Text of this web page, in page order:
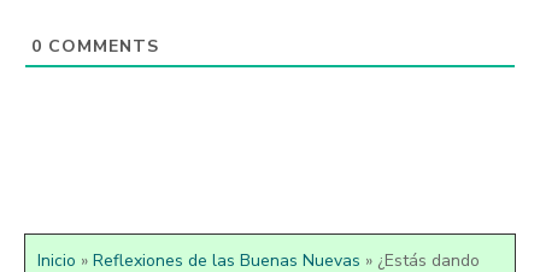
0 COMMENTS
Inicio » Reflexiones de las Buenas Nuevas » ¿Estás dando